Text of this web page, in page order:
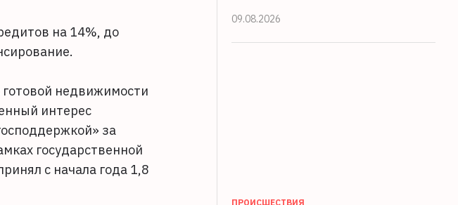
на 14%, до
недвижимости
интерес
за
государственной
с начала года 1,8
09.08.2026
ПРОИСШЕСТВИЯ